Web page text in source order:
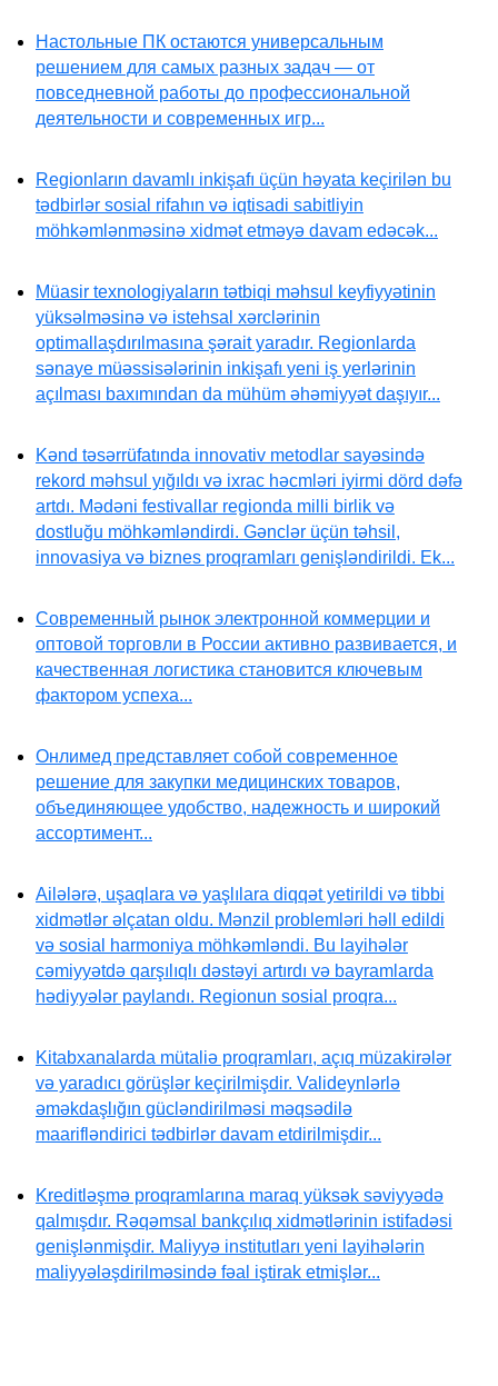
Настольные ПК остаются универсальным
решением для самых разных задач — от
повседневной работы до профессиональной
деятельности и современных игр...
Regionların davamlı inkişafı üçün həyata keçirilən bu
tədbirlər sosial rifahın və iqtisadi sabitliyin
möhkəmlənməsinə xidmət etməyə davam edəcək...
Müasir texnologiyaların tətbiqi məhsul keyfiyyətinin
yüksəlməsinə və istehsal xərclərinin
optimallaşdırılmasına şərait yaradır. Regionlarda
sənaye müəssisələrinin inkişafı yeni iş yerlərinin
açılması baxımından da mühüm əhəmiyyət daşıyır...
Kənd təsərrüfatında innovativ metodlar sayəsində
rekord məhsul yığıldı və ixrac həcmləri iyirmi dörd dəfə
artdı. Mədəni festivallar regionda milli birlik və
dostluğu möhkəmləndirdi. Gənclər üçün təhsil,
innovasiya və biznes proqramları genişləndirildi. Ek...
Современный рынок электронной коммерции и
оптовой торговли в России активно развивается, и
качественная логистика становится ключевым
фактором успеха...
Онлимед представляет собой современное
решение для закупки медицинских товаров,
объединяющее удобство, надежность и широкий
ассортимент...
Ailələrə, uşaqlara və yaşlılara diqqət yetirildi və tibbi
xidmətlər əlçatan oldu. Mənzil problemləri həll edildi
və sosial harmoniya möhkəmləndi. Bu layihələr
cəmiyyətdə qarşılıqlı dəstəyi artırdı və bayramlarda
hədiyyələr paylandı. Regionun sosial proqra...
Kitabxanalarda mütaliə proqramları, açıq müzakirələr
və yaradıcı görüşlər keçirilmişdir. Valideynlərlə
əməkdaşlığın gücləndirilməsi məqsədilə
maarifləndirici tədbirlər davam etdirilmişdir...
Kreditləşmə proqramlarına maraq yüksək səviyyədə
qalmışdır. Rəqəmsal bankçılıq xidmətlərinin istifadəsi
genişlənmişdir. Maliyyə institutları yeni layihələrin
maliyyələşdirilməsində fəal iştirak etmişlər...